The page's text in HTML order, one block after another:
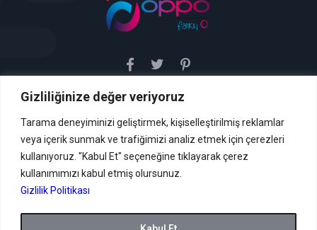
Gizliliğinize değer veriyoruz
Tarama deneyiminizi geliştirmek, kişiselleştirilmiş reklamlar
veya içerik sunmak ve trafiğimizi analiz etmek için çerezleri
kullanıyoruz. "Kabul Et" seçeneğine tıklayarak çerez
kullanımımızı kabul etmiş olursunuz.
Gizlilik Politikası
Sitemiz uyar / kaldır prensibini benimsemiştir. Sitemiz,
hizmetini vermektedir. Bu yasaya göre, Site yönetimi
hukuka aykırı içerikleri kontrol etme yükümlülüğü yoktur. Bu
nedenle, web sitemiz uyar / kaldır prensibini
benimsemiştir ve kullanmaktadır. (
İletişim
Formu Veya ( info[AT]caglaryildiz[DOT]net )